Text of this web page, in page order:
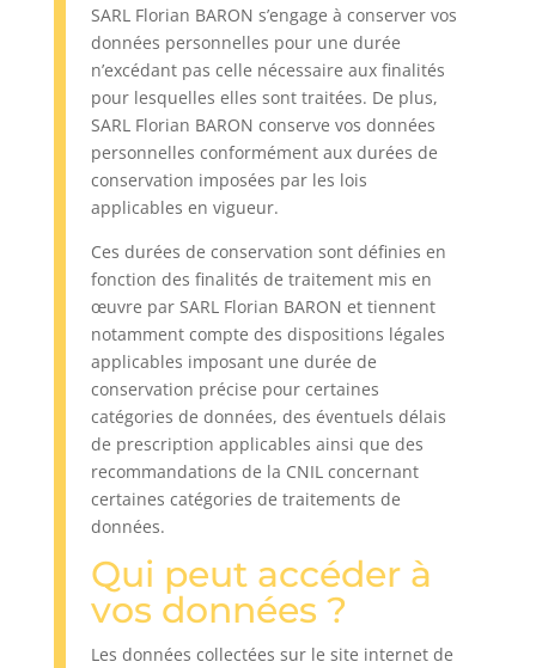
SARL Florian BARON s’engage à conserver vos
données personnelles pour une durée
n’excédant pas celle nécessaire aux finalités
pour lesquelles elles sont traitées. De plus,
SARL Florian BARON conserve vos données
personnelles conformément aux durées de
conservation imposées par les lois
applicables en vigueur.
Ces durées de conservation sont définies en
fonction des finalités de traitement mis en
œuvre par SARL Florian BARON et tiennent
notamment compte des dispositions légales
applicables imposant une durée de
conservation précise pour certaines
catégories de données, des éventuels délais
de prescription applicables ainsi que des
recommandations de la CNIL concernant
certaines catégories de traitements de
données.
Qui peut accéder à
vos données ?
Les données collectées sur le site internet de